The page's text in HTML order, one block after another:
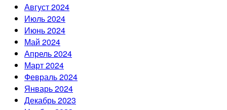
Август 2024
Июль 2024
Июнь 2024
Май 2024
Апрель 2024
Март 2024
Февраль 2024
Январь 2024
Декабрь 2023